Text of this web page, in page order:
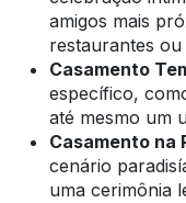
amigos mais
restaurantes
Casamento
específico,
até mesmo um
Casamento na
cenário
uma cerimônia